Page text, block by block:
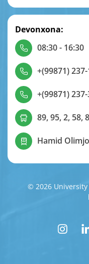
Devonxona:
08:30 - 16:30
+(99871)
+(99871)
89, 95, 2, 58,
Hamid
© 2026